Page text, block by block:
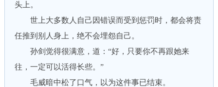
头上。
世上大多数人自己因错误而受到惩罚时，都会将责
任推到别人身上，绝不会埋怨自己。
孙剑觉得很满意，道：“好，只要你不再跟她来
往，一定可以活得长些。”
毛威暗中松了口气，以为这件事已结束。